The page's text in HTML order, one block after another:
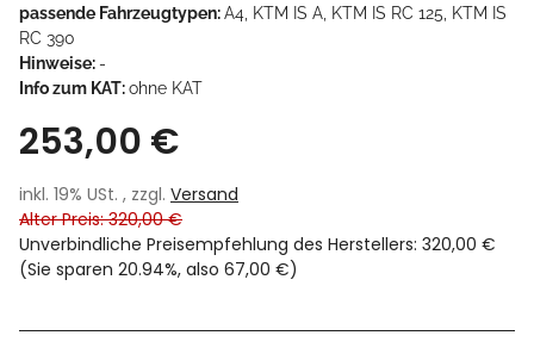
passende Fahrzeugtypen:A4, KTM IS A, KTM IS RC 125, KTM IS
RC 390
Hinweise: -
Info zum KAT:ohne KAT
253,00 €
inkl. 19% USt. , zzgl. Versand
Alter Preis: 320,00 €
Unverbindliche Preisempfehlung des Herstellers: 320,00 €
(Sie sparen 20.94%, also 67,00 €)